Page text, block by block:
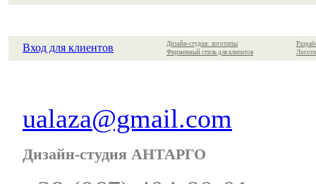
Вход для клиентов
Дизайн-студия: логотипы
Фирменный стиль для клиентов
ualaza@gmail.com
Дизайн-студия АНТАРГО